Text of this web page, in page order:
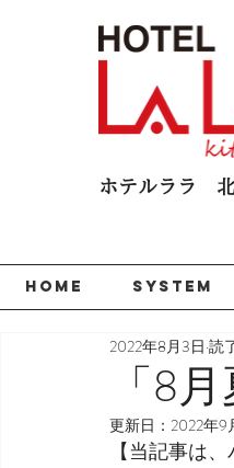
ホテルララ
「8
2022年8月3日 読
更新日： 2022年9
【当記事は
HOME SYSTEM